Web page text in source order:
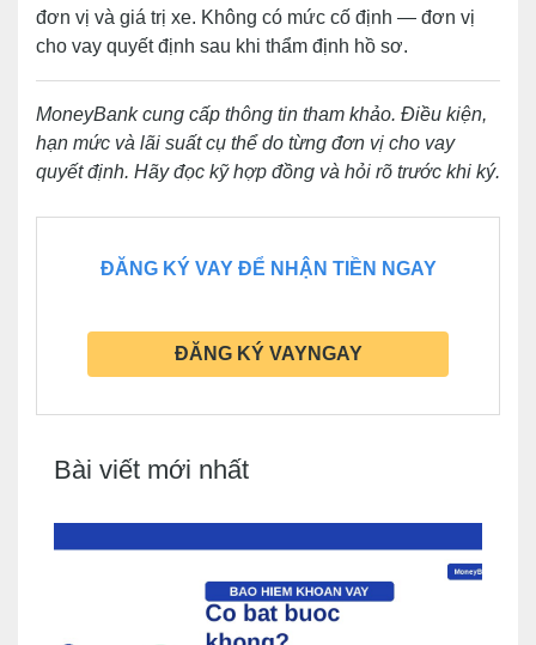
đơn vị và giá trị xe. Không có mức cố định — đơn vị
cho vay quyết định sau khi thẩm định hồ sơ.
MoneyBank cung cấp thông tin tham khảo. Điều kiện,
hạn mức và lãi suất cụ thể do từng đơn vị cho vay
quyết định. Hãy đọc kỹ hợp đồng và hỏi rõ trước khi ký.
ĐĂNG KÝ VAY ĐỂ NHẬN TIỀN NGAY
ĐĂNG KÝ VAYNGAY
Bài viết mới nhất